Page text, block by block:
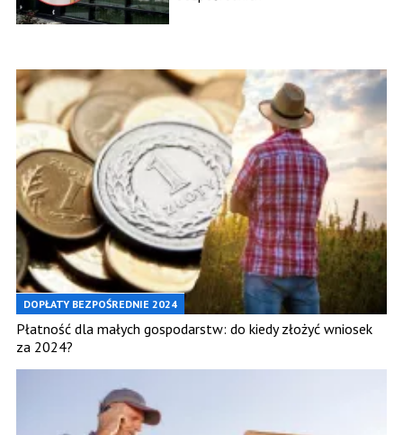
DOPŁATY BEZPOŚREDNIE 2024
Płatność dla małych gospodarstw: do kiedy złożyć wniosek
za 2024?